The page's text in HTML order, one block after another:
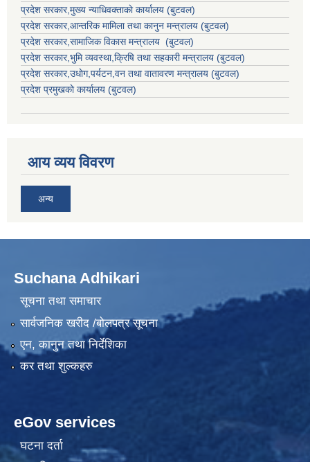
प्रदेश सरकार,मुख्य न्याधिवक्ताकाे कार्यालय (बुटवल)
प्रदेश सरकार,आन्तरिक मामिला तथा कानुन मन्त्रालय (बुटवल)
प्रदेश सरकार,सामाजिक विकास मन्त्रालय (बुटवल)
प्रदेश सरकार,भुमि व्यवस्था,क्रिषि तथा सहकारी मन्त्रालय (बुटवल)
प्रदेश सरकार,उधाेग,पर्यटन,वन तथा वातावरण मन्त्रालय (बुटवल)
प्रदेश प्रमुखकाे कार्यालय (बुटवल)
आय व्यय विवरण
अन्य
Suchana Adhikari
सूचना तथा समाचार
सार्वजनिक खरीद /बोलपत्र सूचना
एन, कानुन तथा निर्देशिका
कर तथा शुल्कहरु
eGov services
घटना दर्ता